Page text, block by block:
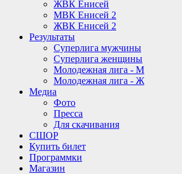
ЖВК Енисей
МВК Енисей 2
ЖВК Енисей 2
Результаты
Суперлига мужчины
Суперлига женщины
Молодежная лига - М
Молодежная лига - Ж
Медиа
Фото
Пресса
Для скачивания
СШОР
Купить билет
Программки
Магазин